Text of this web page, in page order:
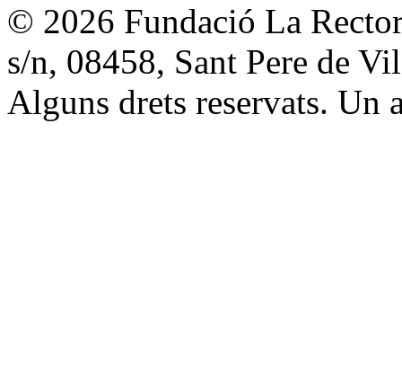
© 2026 Fundació La
s/n, 08458, Sant Pere de
Alguns drets reservats. Un